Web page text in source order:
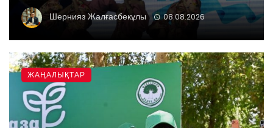
Шернияз Жалғасбекұлы 08.08.2026
ЖАҢАЛЫҚТАР